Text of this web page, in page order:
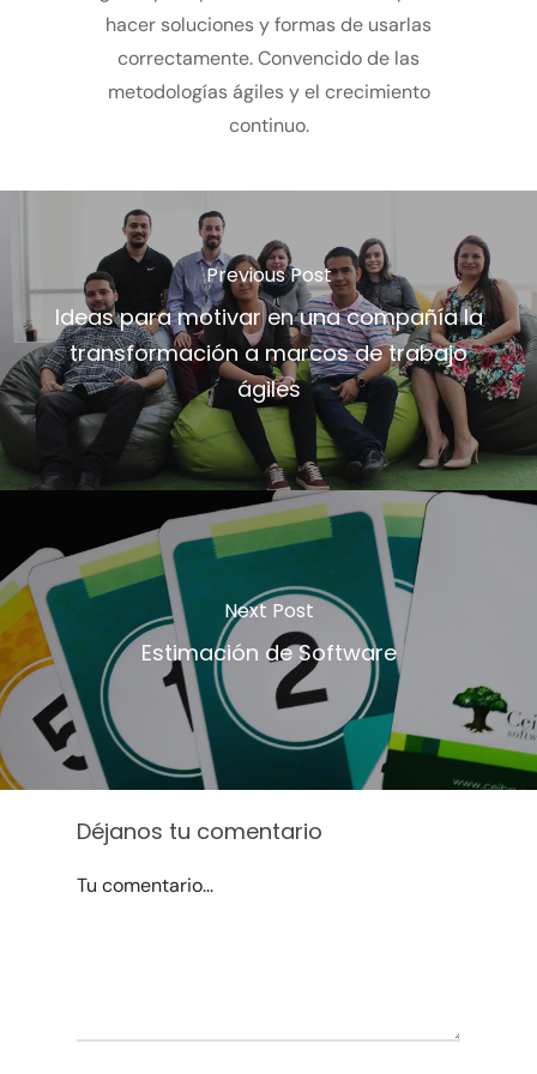
hacer soluciones y formas de usarlas
correctamente. Convencido de las
metodologías ágiles y el crecimiento
continuo.
Previous Post
Ideas para motivar en una compañía la
transformación a marcos de trabajo
ágiles
Next Post
Estimación de Software
Déjanos tu comentario
Tu comentario...